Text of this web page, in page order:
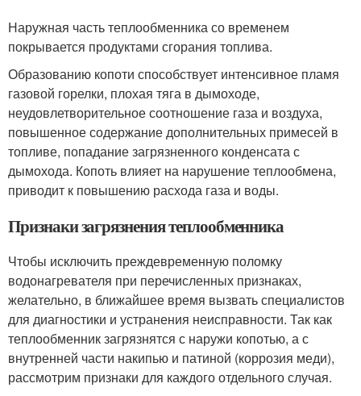
Наружная часть теплообменника со временем
покрывается продуктами сгорания топлива.
Образованию копоти способствует интенсивное пламя
газовой горелки, плохая тяга в дымоходе,
неудовлетворительное соотношение газа и воздуха,
повышенное содержание дополнительных примесей в
топливе, попадание загрязненного конденсата с
дымохода. Копоть влияет на нарушение теплообмена,
приводит к повышению расхода газа и воды.
Признаки загрязнения теплообменника
Чтобы исключить преждевременную поломку
водонагревателя при перечисленных признаках,
желательно, в ближайшее время вызвать специалистов
для диагностики и устранения неисправности. Так как
теплообменник загрязнятся с наружи копотью, а с
внутренней части накипью и патиной (коррозия меди),
рассмотрим признаки для каждого отдельного случая.